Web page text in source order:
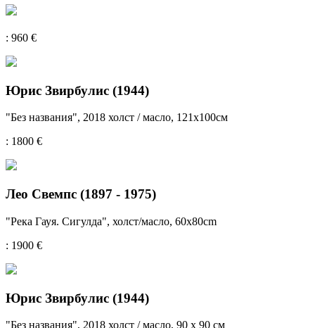
: 960 €
Юрис Звирбулис (1944)
"Без названия", 2018 холст / масло, 121x100см
: 1800 €
Лео Свемпс (1897 - 1975)
"Река Гауя. Сигулда", холст/масло, 60x80cm
: 1900 €
Юрис Звирбулис (1944)
"Без названия", 2018 холст / масло, 90 х 90 см